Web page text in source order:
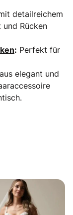
detailreichem
Rücken
: Perfekt für
elegant und